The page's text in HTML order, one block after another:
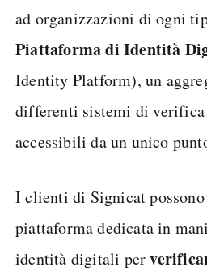
ad organizzazioni di ogni
Piattaforma di Identità
Identity Platform), un
differenti sistemi di
accessibili da un unico
I clienti di Signicat
piattaforma dedicata in
identità digitali per